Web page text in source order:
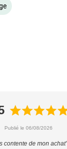
Publié le 06/08/2026
contente de mon achat”